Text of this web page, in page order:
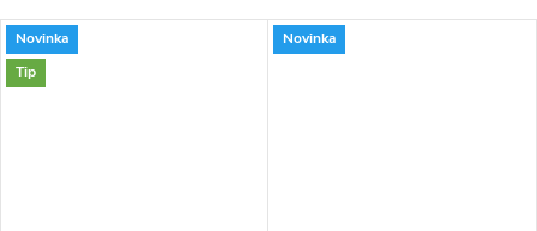
Novinka
Tip
Novinka